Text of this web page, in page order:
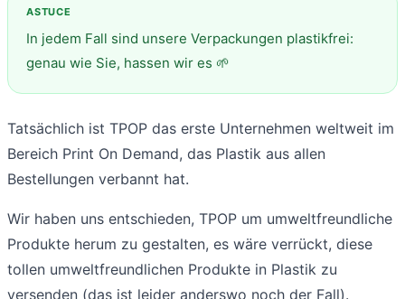
In jedem Fall sind unsere Verpackungen plastikfrei:
genau wie Sie, hassen wir es 🌱
Tatsächlich ist TPOP das erste Unternehmen weltweit im
Bereich Print On Demand, das Plastik aus allen
Bestellungen verbannt hat.
Wir haben uns entschieden, TPOP um umweltfreundliche
Produkte herum zu gestalten, es wäre verrückt, diese
tollen umweltfreundlichen Produkte in Plastik zu
versenden (das ist leider anderswo noch der Fall).